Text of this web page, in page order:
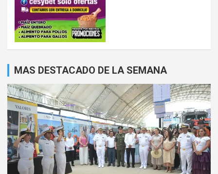
MAS DESTACADO DE LA SEMANA